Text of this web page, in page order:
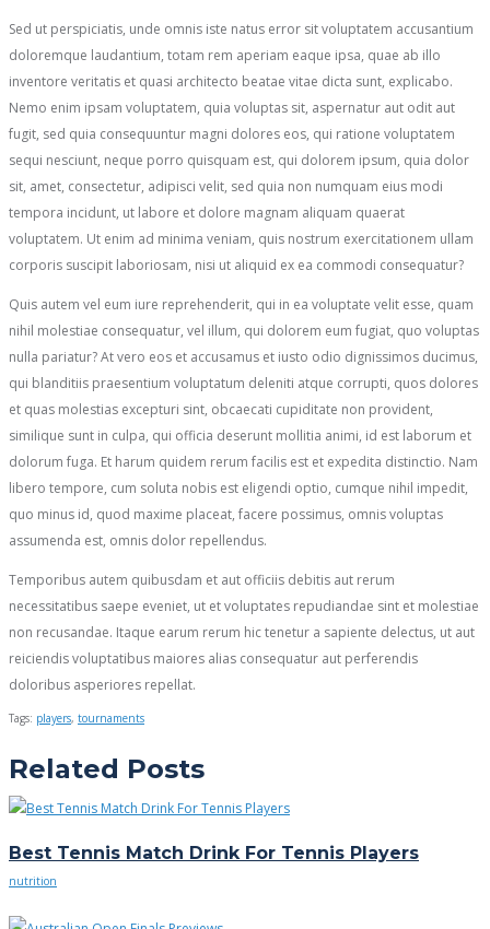
Sed ut perspiciatis, unde omnis iste natus error sit voluptatem accusantium
doloremque laudantium, totam rem aperiam eaque ipsa, quae ab illo
inventore veritatis et quasi architecto beatae vitae dicta sunt, explicabo.
Nemo enim ipsam voluptatem, quia voluptas sit, aspernatur aut odit aut
fugit, sed quia consequuntur magni dolores eos, qui ratione voluptatem
sequi nesciunt, neque porro quisquam est, qui dolorem ipsum, quia dolor
sit, amet, consectetur, adipisci velit, sed quia non numquam eius modi
tempora incidunt, ut labore et dolore magnam aliquam quaerat
voluptatem. Ut enim ad minima veniam, quis nostrum exercitationem ullam
corporis suscipit laboriosam, nisi ut aliquid ex ea commodi consequatur?
Quis autem vel eum iure reprehenderit, qui in ea voluptate velit esse, quam
nihil molestiae consequatur, vel illum, qui dolorem eum fugiat, quo voluptas
nulla pariatur? At vero eos et accusamus et iusto odio dignissimos ducimus,
qui blanditiis praesentium voluptatum deleniti atque corrupti, quos dolores
et quas molestias excepturi sint, obcaecati cupiditate non provident,
similique sunt in culpa, qui officia deserunt mollitia animi, id est laborum et
dolorum fuga. Et harum quidem rerum facilis est et expedita distinctio. Nam
libero tempore, cum soluta nobis est eligendi optio, cumque nihil impedit,
quo minus id, quod maxime placeat, facere possimus, omnis voluptas
assumenda est, omnis dolor repellendus.
Temporibus autem quibusdam et aut officiis debitis aut rerum
necessitatibus saepe eveniet, ut et voluptates repudiandae sint et molestiae
non recusandae. Itaque earum rerum hic tenetur a sapiente delectus, ut aut
reiciendis voluptatibus maiores alias consequatur aut perferendis
doloribus asperiores repellat.
Tags: players, tournaments
Related Posts
Best Tennis Match Drink For Tennis Players
nutrition